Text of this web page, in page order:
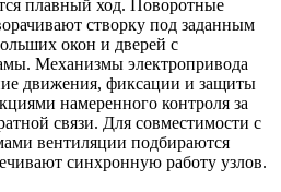
плавный ход. Поворотные
створку под заданным
окон и дверей с
Механизмы электропривода
движения, фиксации и защиты
намеренного контроля за
связи. Для совместимости с
вентиляции подбираются
синхронную работу узлов.